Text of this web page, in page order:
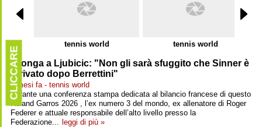
tennis world tennis world
Tsonga a Ljubicic: "Non gli sarà sfuggito che Sinner è
arrivato dopo Berrettini"
2 mesi fa - tennis world
Durante una conferenza stampa dedicata al bilancio francese di questo
Roland Garros 2026 , l’ex numero 3 del mondo, ex allenatore di Roger
Federer e attuale responsabile dell’alto livello presso la
Federazione... leggi di più »
CLICCARE